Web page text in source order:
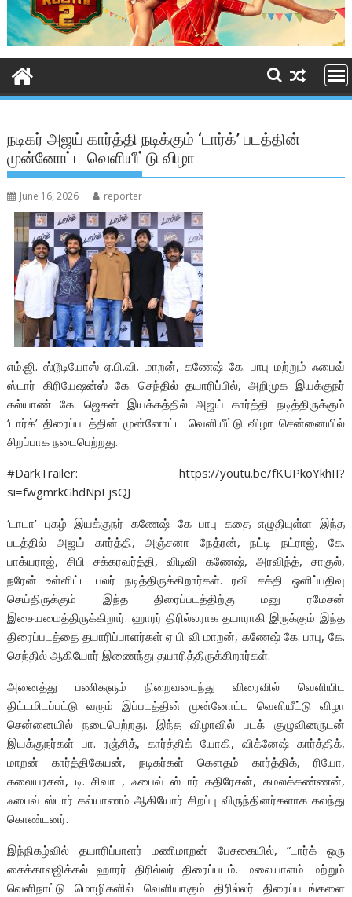
நடிகர் அஜய் கார்த்தி நடிக்கும் ‘டார்க்’ படத்தின்
முன்னோட்ட வெளியீட்டு விழா
June 16, 2026 reporter
எம்.ஜி. ஸ்டூடியோஸ் ஏ.பி.வி. மாறன், கணேஷ் கே. பாபு மற்றும் ஃபைவ்
ஸ்டார் கிரியேஷன்ஸ் கே. செந்தில் தயாரிப்பில், அறிமுக இயக்குநர்
கல்யாண் கே. ஜெகன் இயக்கத்தில் அஜய் கார்த்தி நடித்திருக்கும்
‘டார்க்’ திரைப்படத்தின் முன்னோட்ட வெளியீட்டு விழா சென்னையில்
சிறப்பாக நடைபெற்றது.
#DarkTrailer: https://youtu.be/fKUPkoYkhII?
si=fwgmrkGhdNpEjsQJ
‘டாடா’ புகழ் இயக்குநர் கணேஷ் கே பாபு கதை எழுதியுள்ள இந்த
படத்தில் அஜய் கார்த்தி, அஞ்சனா நேத்ரன், நட்டி நட்ராஜ், கே.
பாக்யராஜ், சிபி சக்கரவர்த்தி, விடிவி கணேஷ், அரவிந்த், சாகுல்,
நரேன் உள்ளிட்ட பலர் நடித்திருக்கிறார்கள். ரவி சக்தி ஒளிப்பதிவு
செய்திருக்கும் இந்த திரைப்படத்திற்கு மனு ரமேசன்
இசையமைத்திருக்கிறார். ஹாரர் திரில்லராக தயாராகி இருக்கும் இந்த
திரைப்படத்தை தயாரிப்பாளர்கள் ஏ பி வி மாறன், கணேஷ் கே. பாபு, கே.
செந்தில் ஆகியோர் இணைந்து தயாரித்திருக்கிறார்கள்.
அனைத்து பணிகளும் நிறைவடைந்து விரைவில் வெளியிட
திட்டமிடப்பட்டு வரும் இப்படத்தின் முன்னோட்ட வெளியீட்டு விழா
சென்னையில் நடைபெற்றது. இந்த விழாவில் படக் குழுவினருடன்
இயக்குநர்கள் பா. ரஞ்சித், கார்த்திக் யோகி, விக்னேஷ் கார்த்திக்,
மாறன் கார்த்திகேயன், நடிகர்கள் கௌதம் கார்த்திக், ரியோ,
கலையரசன், டி. சிவா , ஃபைவ் ஸ்டார் கதிரேசன், கமலக்கண்ணன்,
ஃபைவ் ஸ்டார் கல்யாணம் ஆகியோர் சிறப்பு விருந்தினர்களாக கலந்து
கொண்டனர்.
இந்நிகழ்வில் தயாரிப்பாளர் மணிமாறன் பேசுகையில், ”டார்க் ஒரு
சைக்காலஜிக்கல் ஹாரர் திரில்லர் திரைப்படம். மலையாளம் மற்றும்
வெளிநாட்டு மொழிகளில் வெளியாகும் திரில்லர் திரைப்படங்களை